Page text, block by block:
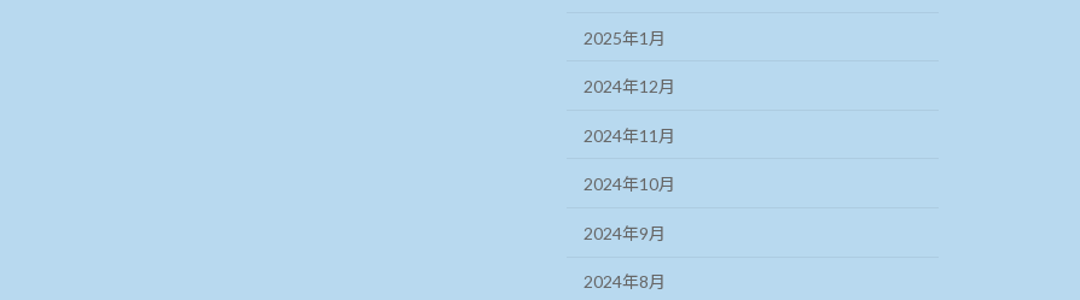
2025年1月
2024年12月
2024年11月
2024年10月
2024年9月
2024年8月